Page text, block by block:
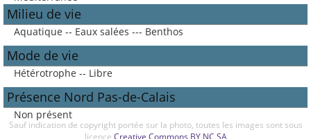
Milieu de vie
Aquatique -- Eaux salées --- Benthos
Mode de vie
Hétérotrophe -- Libre
Présence Nord Pas-de-Calais
Non présent
Sauf indication de copyright portée sur la photo, toutes les images sont sous
licence Creative Commons BY NC SA